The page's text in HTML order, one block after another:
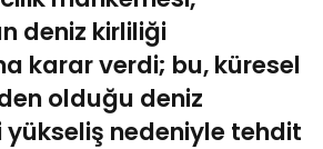
deniz kirliliği
karar verdi; bu, küresel
olduğu deniz
nedeniyle tehdit